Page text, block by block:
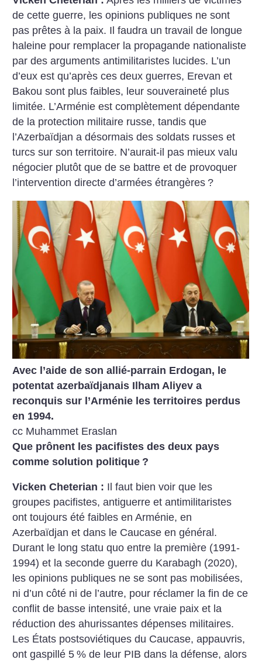
de cette guerre, les opinions publiques ne sont
pas prêtes à la paix. Il faudra un travail de longue
haleine pour remplacer la propagande nationaliste
par des arguments antimilitaristes lucides. L’un
d’eux est qu’après ces deux guerres, Erevan et
Bakou sont plus faibles, leur souveraineté plus
limitée. L’Arménie est complètement dépendante
de la protection militaire russe, tandis que
l’Azerbaïdjan a désormais des soldats russes et
turcs sur son territoire. N’aurait-il pas mieux valu
négocier plutôt que de se battre et de provoquer
l’intervention directe d’armées étrangères ?
Avec l’aide de son allié-parrain Erdogan, le
potentat azerbaïdjanais Ilham Aliyev a
reconquis sur l’Arménie les territoires perdus
en 1994.
cc Muhammet Eraslan
Que prônent les pacifistes des deux pays
comme solution politique ?
Vicken Cheterian : Il faut bien voir que les
groupes pacifistes, antiguerre et antimilitaristes
ont toujours été faibles en Arménie, en
Azerbaïdjan et dans le Caucase en général.
Durant le long statu quo entre la première (1991-
1994) et la seconde guerre du Karabagh (2020),
les opinions publiques ne se sont pas mobilisées,
ni d’un côté ni de l’autre, pour réclamer la fin de ce
conflit de basse intensité, une vraie paix et la
réduction des ahurissantes dépenses militaires.
Les États postsoviétiques du Caucase, appauvris,
ont gaspillé 5 % de leur PIB dans la défense, alors